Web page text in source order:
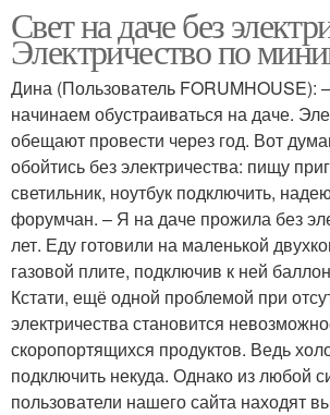
Освещение без
электричества
Свет на даче без
Электричество по
Дина (Пользователь FORUMHOUSE):
начинаем обустраиваться на даче.
обещают провести через год. Вот
обойтись без электричества: пищу
светильник, ноутбук подключить,
форумчан. – Я на даче прожила без
лет. Еду готовили на маленькой
газовой плите, подключив к ней
Кстати, ещё одной проблемой при
электричества становится
скоропортящихся продуктов. Ведь
подключить некуда. Однако из любой
пользователи нашего сайта находят